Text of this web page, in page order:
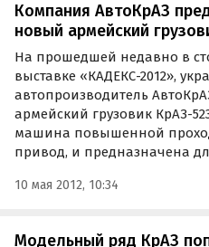
Компания АвтоКрАЗ
новый армейский
На прошедшей недавно в
выставке «КАДЕКС-2012»,
автопроизводитель
армейский грузовик КрАЗ-
машина повышенной
привод, и предназначена
10 мая 2012, 10:34
Модельный ряд КрАЗ